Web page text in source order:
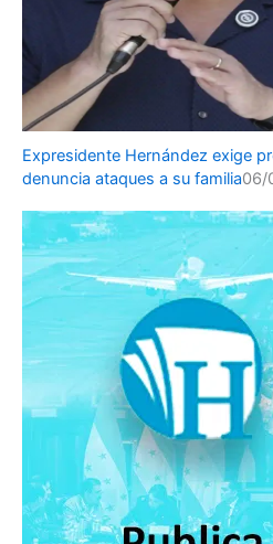
Expresidente Hernández exige
denuncia ataques a su familia06/